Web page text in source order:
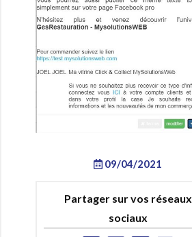
09/04/2021
Partager sur vos réseaux
sociaux